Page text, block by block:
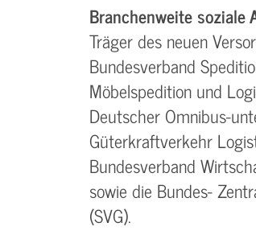
Branchenweite soziale
Träger des neuen
Bundesverband
Möbelspedition und
Deutscher Omnibus-
Güterkraftverkehr
Bundesverband
sowie die Bundes-
(SVG).